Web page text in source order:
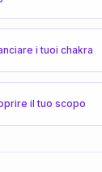
i tuoi chakra
il tuo scopo